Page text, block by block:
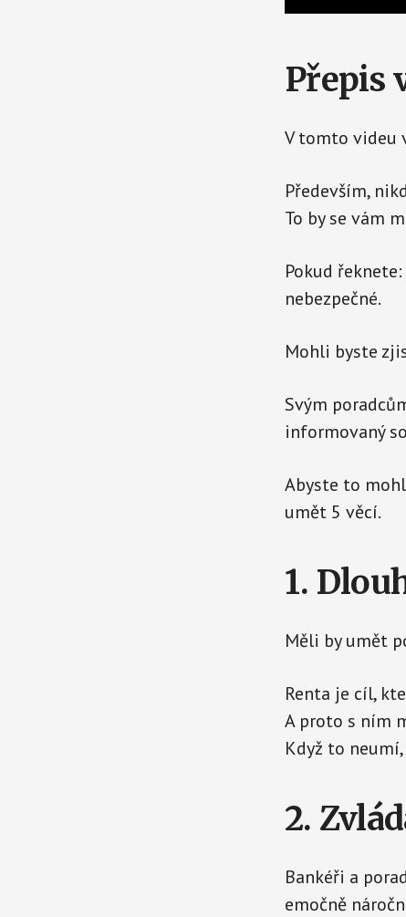
Přepis
V tomto videu
Především,
To by se vám
Pokud řeknete:
nebezpečné.
Mohli byste
Svým
informovaný
Abyste to
umět 5 věcí.
1.
Měli by umět
Renta je cíl,
A proto s ním
Když to
2.
Bankéři a
emočně